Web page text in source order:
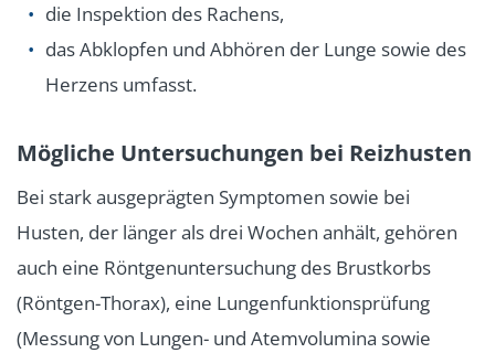
die Inspektion des Rachens,
das Abklopfen und Abhören der Lunge sowie des
Herzens umfasst.
Mögliche Untersuchungen bei Reizhusten
Bei stark ausgeprägten Symptomen sowie bei
Husten, der länger als drei Wochen anhält, gehören
auch eine Röntgenuntersuchung des Brustkorbs
(Röntgen-Thorax), eine Lungenfunktionsprüfung
(Messung von Lungen- und Atemvolumina sowie